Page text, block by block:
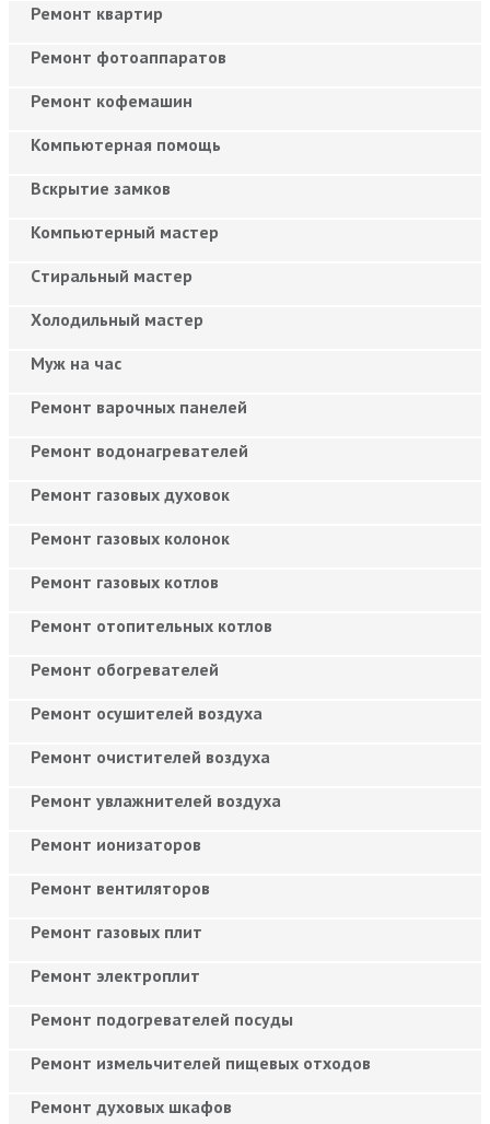
Ремонт квартир
Ремонт фотоаппаратов
Ремонт кофемашин
Компьютерная помощь
Вскрытие замков
Компьютерный мастер
Cтиральный мастер
Холодильный мастер
Муж на час
Ремонт варочных панелей
Ремонт водонагревателей
Ремонт газовых духовок
Ремонт газовых колонок
Ремонт газовых котлов
Ремонт отопительных котлов
Ремонт обогревателей
Ремонт осушителей воздуха
Ремонт очистителей воздуха
Ремонт увлажнителей воздуха
Ремонт ионизаторов
Ремонт вентиляторов
Ремонт газовых плит
Ремонт электроплит
Ремонт подогревателей посуды
Ремонт измельчителей пищевых отходов
Ремонт духовых шкафов